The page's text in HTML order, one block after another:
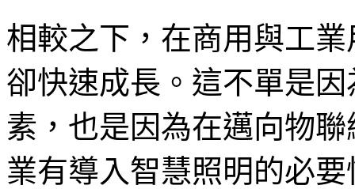
相較之下，在商用與工
卻快速成長。這不單是
素，也是因為在邁向物
業有導入智慧照明的必